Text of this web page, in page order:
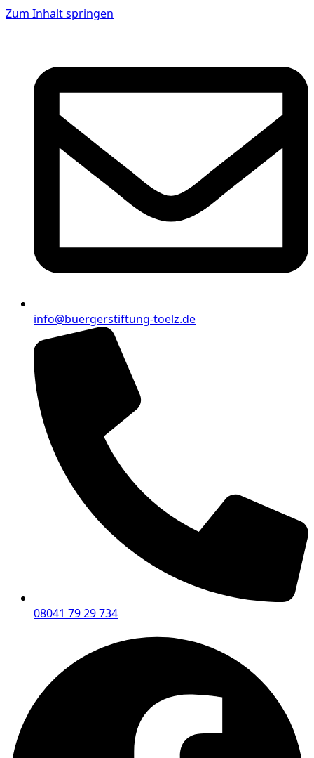
Zum Inhalt springen
info@buergerstiftung-toelz.de
08041 79 29 734